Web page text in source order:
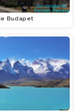
Budapet